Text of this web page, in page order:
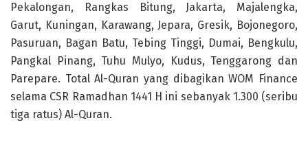
Pekalongan, Rangkas Bitung, Jakarta, Majalengka,
Garut, Kuningan, Karawang, Jepara, Gresik, Bojonegoro,
Pasuruan, Bagan Batu, Tebing Tinggi, Dumai, Bengkulu,
Pangkal Pinang, Tuhu Mulyo, Kudus, Tenggarong dan
Parepare. Total Al-Quran yang dibagikan WOM Finance
selama CSR Ramadhan 1441 H ini sebanyak 1.300 (seribu
tiga ratus) Al-Quran.